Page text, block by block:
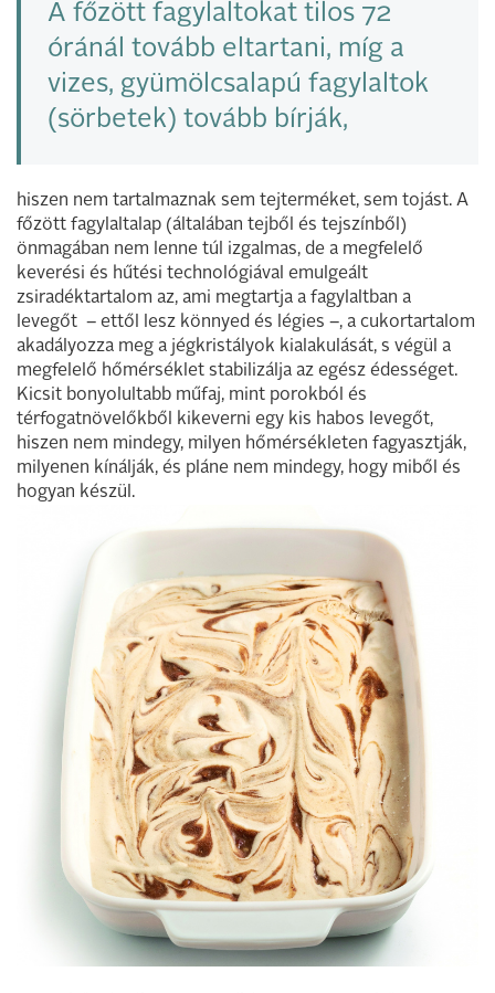
A főzött fagylaltokat tilos 72
óránál tovább eltartani, míg a
vizes, gyümölcsalapú fagylaltok
(sörbetek) tovább bírják,
hiszen nem tartalmaznak sem tejterméket, sem tojást. A
főzött fagylaltalap (általában tejből és tejszínből)
önmagában nem lenne túl izgalmas, de a megfelelő
keverési és hűtési technológiával emulgeált
zsiradéktartalom az, ami megtartja a fagylaltban a
levegőt – ettől lesz könnyed és légies –, a cukortartalom
akadályozza meg a jégkristályok kialakulását, s végül a
megfelelő hőmérséklet stabilizálja az egész édességet.
Kicsit bonyolultabb műfaj, mint porokból és
térfogatnövelőkből kikeverni egy kis habos levegőt,
hiszen nem mindegy, milyen hőmérsékleten fagyasztják,
milyenen kínálják, és pláne nem mindegy, hogy miből és
hogyan készül.